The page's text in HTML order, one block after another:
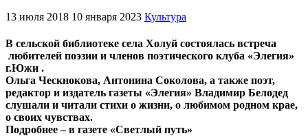
13 июля 2018 10 января 2023 Культура
В сельской библиотеке села Холуй состоялась встреча
любителей поэзии и членов поэтического клуба «Элегия»
г.Южи .
Ольга Ческнокова, Антонина Соколова, а также поэт,
редактор и издатель газеты «Элегия» Владимир Белодед
слушали и читали стихи о жизни, о любимом родном крае,
о своих чувствах.
Подробнее – в газете «Светлый путь»